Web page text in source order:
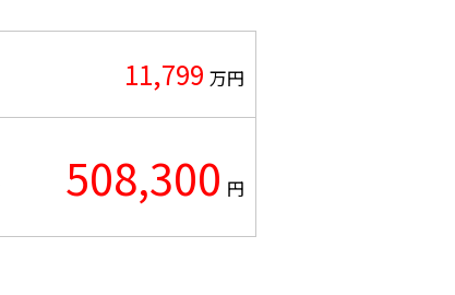
11,799 万円
508,300 円